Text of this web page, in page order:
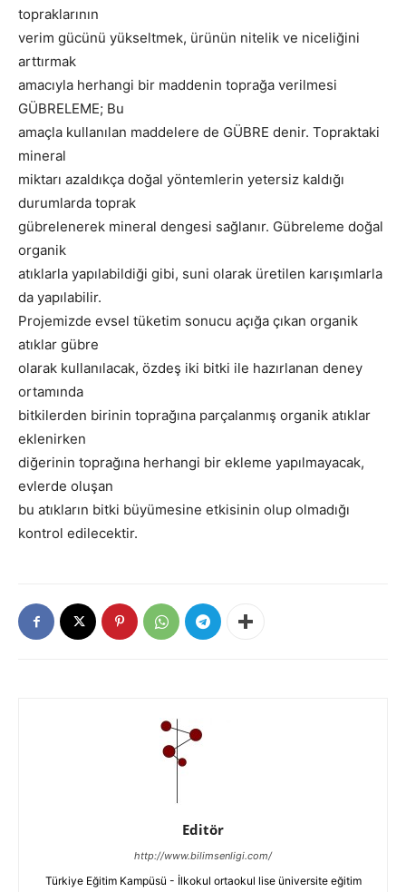
topraklarının
verim gücünü yükseltmek, ürünün nitelik ve niceliğini
arttırmak
amacıyla herhangi bir maddenin toprağa verilmesi
GÜBRELEME; Bu
amaçla kullanılan maddelere de GÜBRE denir. Topraktaki
mineral
miktarı azaldıkça doğal yöntemlerin yetersiz kaldığı
durumlarda toprak
gübrelenerek mineral dengesi sağlanır. Gübreleme doğal
organik
atıklarla yapılabildiği gibi, suni olarak üretilen karışımlarla
da yapılabilir.
Projemizde evsel tüketim sonucu açığa çıkan organik
atıklar gübre
olarak kullanılacak, özdeş iki bitki ile hazırlanan deney
ortamında
bitkilerden birinin toprağına parçalanmış organik atıklar
eklenirken
diğerinin toprağına herhangi bir ekleme yapılmayacak,
evlerde oluşan
bu atıkların bitki büyümesine etkisinin olup olmadığı
kontrol edilecektir.
Editör
http://www.bilimsenligi.com/
Türkiye Eğitim Kampüsü - İlkokul ortaokul lise üniversite eğitim